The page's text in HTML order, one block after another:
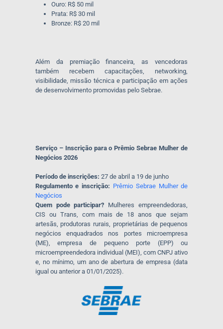
Ouro: R$ 50 mil
Prata: R$ 30 mil
Bronze: R$ 20 mil
Além da premiação financeira, as vencedoras
também recebem capacitações, networking,
visibilidade, missão técnica e participação em ações
de desenvolvimento promovidas pelo Sebrae.
Serviço – Inscrição para o Prêmio Sebrae Mulher de
Negócios 2026
Período de inscrições: 27 de abril a 19 de junho
Regulamento e inscrição: Prêmio Sebrae Mulher de
Negócios
Quem pode participar? Mulheres empreendedoras,
CIS ou Trans, com mais de 18 anos que sejam
artesãs, produtoras rurais, proprietárias de pequenos
negócios enquadrados nos portes microempresa
(ME), empresa de pequeno porte (EPP) ou
microempreendedora individual (MEI), com CNPJ ativo
e, no mínimo, um ano de abertura de empresa (data
igual ou anterior a 01/01/2025).